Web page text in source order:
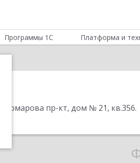
Программы 1С Платформа и
Комарова пр-кт, дом № 21, кв.356.